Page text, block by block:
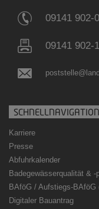
09141 902-0
09141 902-
SCHNELLNAVIGATION
Karriere
Presse
Abfuhrkalender
Badegewässerqualität & -
BAföG / Aufstiegs-BAföG
Digitaler Bauantrag